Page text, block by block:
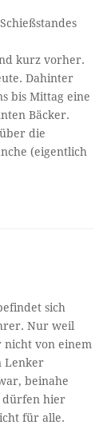
kurz vorher.
Dahinter
bis Mittag eine
Bäcker.
die
(eigentlich
sich
Nur weil
von einem
Lenker
beinahe
dürfen hier
für alle.